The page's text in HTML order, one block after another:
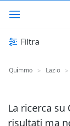
Filtra
Quimmo > Lazio >
La ricerca
risultati ma